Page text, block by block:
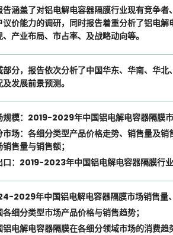
告涵盖了对铝电解电容器隔膜行业现有竞争
议价能力的调研，同时报告着重分析了铝电
、产业布局、市占率、及战略动向等。
部分，报告依次分析了中国华东、华南、华
发展前景预测。
规模：2019-2029年中国铝电解电容器隔膜市
市场：各细分类型产品价格走势、销售量及
售量与销售额；
口：2019-2023年中国铝电解电容器隔膜行
2029年中国铝电解电容器隔膜市场销售量
各细分类型市场产品价格与销售趋势；
铝电解电容器隔膜在各细分领域市场的消费趋